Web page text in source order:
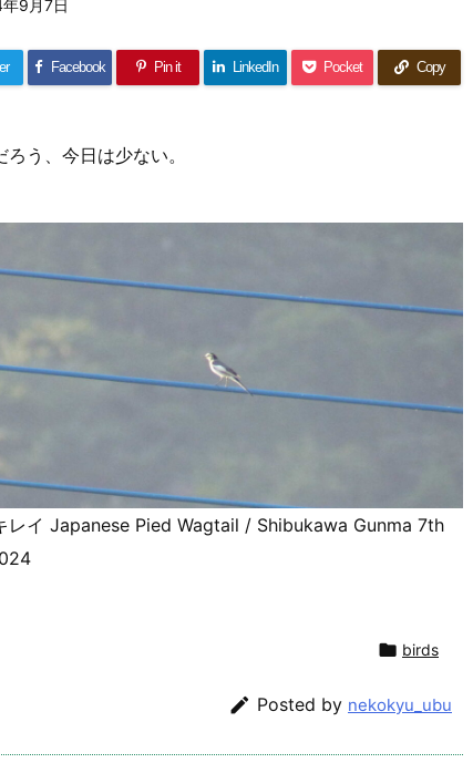
9月7日
Facebook Pin it LinkedIn Pocket Copy
ろう、今日は少ない。
レイ Japanese Pied Wagtail / Shibukawa Gunma 7th
 birds
 Posted by nekokyu_ubu